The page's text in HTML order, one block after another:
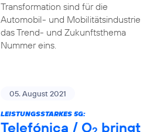
Transformation sind für die
Automobil- und Mobilitätsindustrie
das Trend- und Zukunftsthema
Nummer eins.
05. August 2021
LEISTUNGSSTARKES 5G:
Telefónica / O bringt